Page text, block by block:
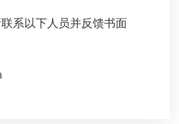
系以下人员并反馈书面